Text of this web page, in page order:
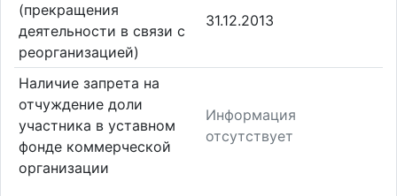
(прекращения
деятельности в связи с
реорганизацией)
31.12.2013
Наличие запрета на
отчуждение доли
участника в уставном
фонде коммерческой
организации
Информация
отсутствует